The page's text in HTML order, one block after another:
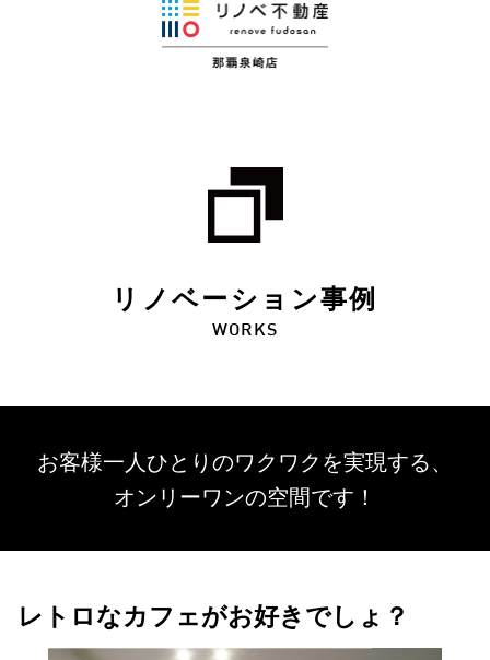
リノベーション事例
WORKS
お客様一人ひとりのワクワクを実現する、
オンリーワンの空間です！
レトロなカフェがお好きでしょ？